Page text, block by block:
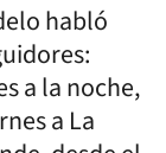
habló
a la noche,
a La